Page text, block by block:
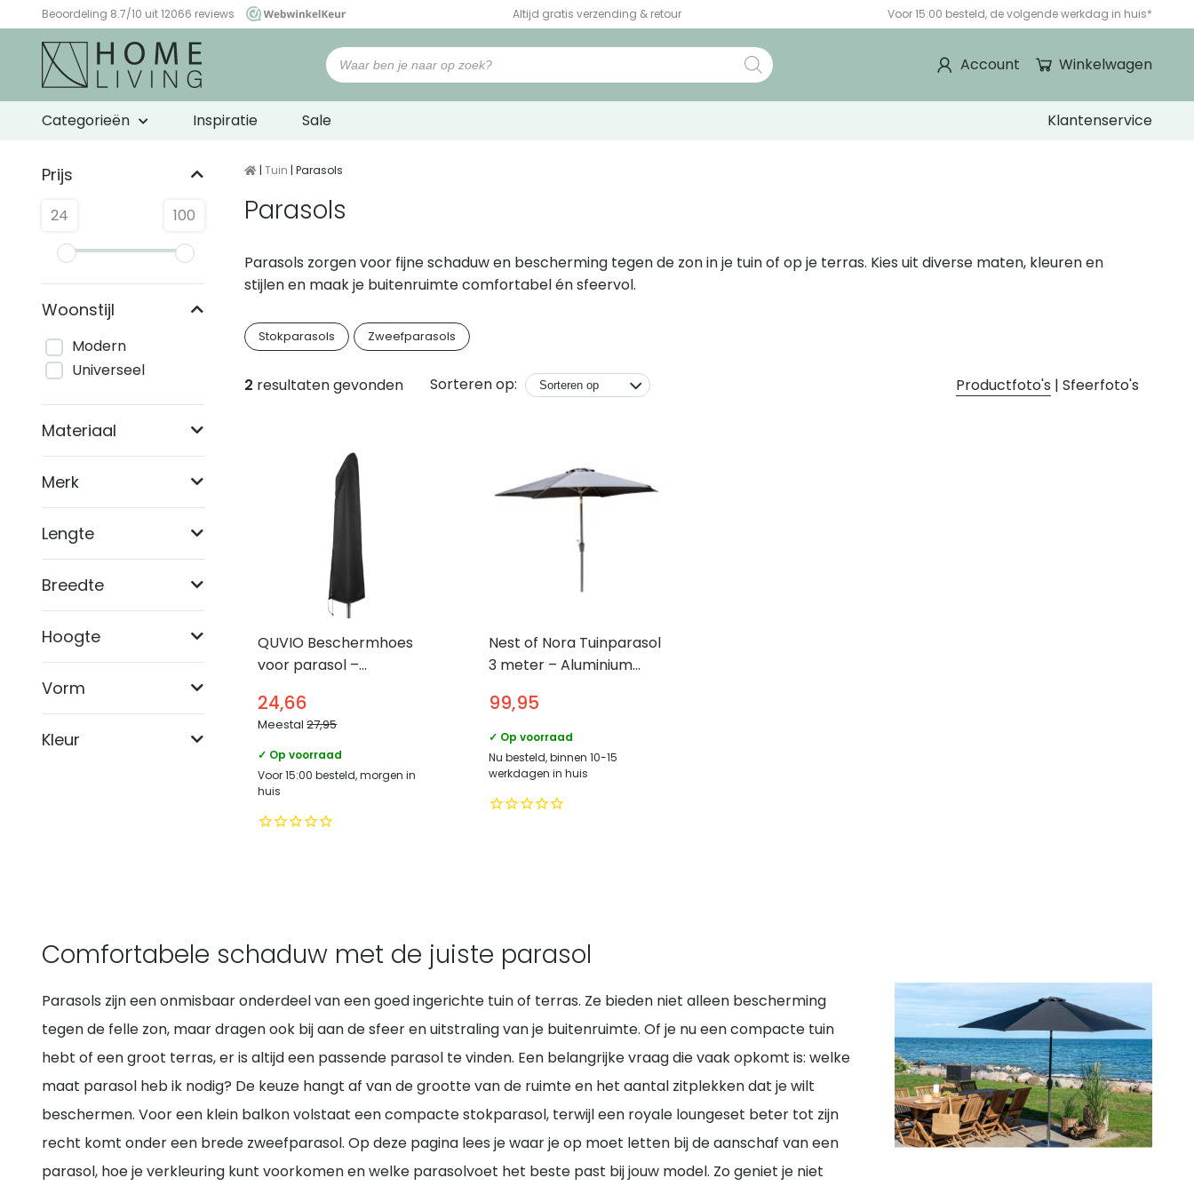
Beoordeling 8.7/10 uit 12066 reviews
WebwinkelKeur
Altijd gratis verzending & retour Voor 15:00 besteld, de volgende werkdag in huis*
Winkelwagen
Account
Categorieën Inspiratie Sale Klantenservice
|Tuin | Parasols
Parasols
Parasols zorgen voor fijne schaduw en bescherming tegen de zon in je tuin of op je terras. Kies uit diverse maten, kleuren en
stijlen en maak je buitenruimte comfortabel én sfeervol.
Stokparasols Zweefparasols
Producten
2 resultaten gevonden Sorteren op: Productfoto's | Sfeerfoto's
QUVIO Beschermhoes
voor parasol –
Polyestervezel
24,66
Meestal27,95
✓ Op voorraad
Voor 15:00 besteld, morgen in
huis
Nest of Nora Tuinparasol
3 meter – Aluminium
Grijs
99,95
✓ Op voorraad
Nu besteld, binnen 10-15
werkdagen in huis
Prijs
24 100
Woonstijl
Modern
Universeel
Materiaal
Merk
Lengte
Breedte
Hoogte
Vorm
Kleur
Comfortabele schaduw met de juiste parasol
Parasols zijn een onmisbaar onderdeel van een goed ingerichte tuin of terras. Ze bieden niet alleen bescherming
tegen de felle zon, maar dragen ook bij aan de sfeer en uitstraling van je buitenruimte. Of je nu een compacte tuin
hebt of een groot terras, er is altijd een passende parasol te vinden. Een belangrijke vraag die vaak opkomt is: welke
maat parasol heb ik nodig? De keuze hangt af van de grootte van de ruimte en het aantal zitplekken dat je wilt
beschermen. Voor een klein balkon volstaat een compacte stokparasol, terwijl een royale loungeset beter tot zijn
recht komt onder een brede zweefparasol. Op deze pagina lees je waar je op moet letten bij de aanschaf van een
parasol, hoe je verkleuring kunt voorkomen en welke parasolvoet het beste past bij jouw model. Zo geniet je niet